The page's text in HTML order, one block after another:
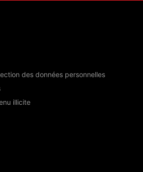
des données personnelles
illicite